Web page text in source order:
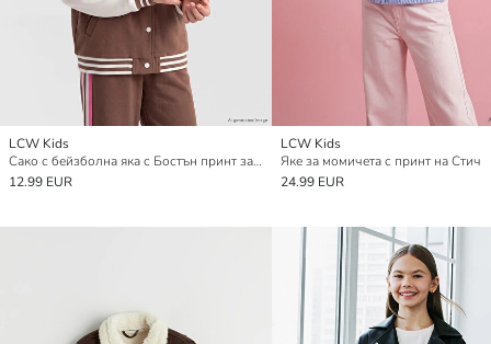
LCW Kids
Сако с бейзболна яка с Бостън принт за момичета
12.99 EUR
LCW Kids
Яке за момичета с принт на Стич
24.99 EUR